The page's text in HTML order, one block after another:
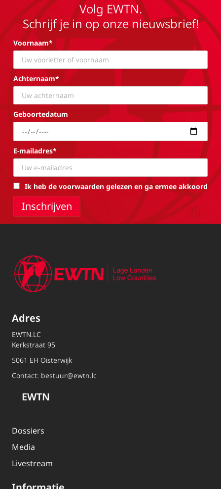
Volg EWTN.
Schrijf je in op onze nieuwsbrief!
Voornaam*
Achternaam*
Geboortedatum
E-mailadres*
Ik heb de voorwaarden gelezen en ga ermee akkoord
Adres
EWTN.LC
Kerkstraat 95
5061 EH Oisterwijk
Contact: bestuur@ewtn.lc
EWTN
Dossiers
Media
Livestream